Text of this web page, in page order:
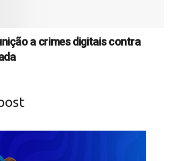
a crimes digitais contra